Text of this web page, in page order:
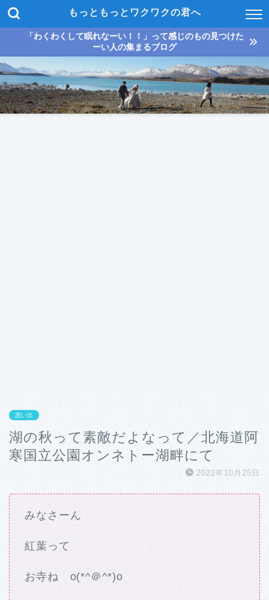
もっともっとワクワクの君へ
「わくわくして眠れなーい！！」って感じのもの見つけた
ーい人の集まるブログ
思い出
湖の秋って素敵だよなって／北海道阿
寒国立公園オンネトー湖畔にて
2022年10月25日
みなさーん
紅葉って
お寺ね o(*^＠^*)o